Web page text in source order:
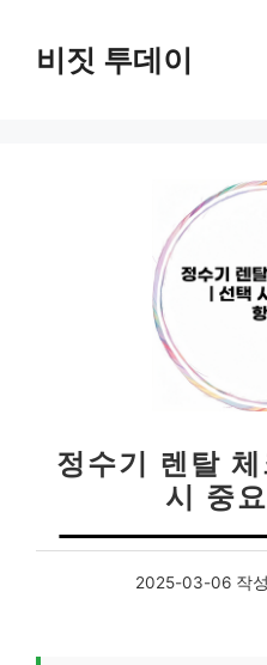
비짓 투데이
정수기 렌탈
시 중
2025-03-06 작